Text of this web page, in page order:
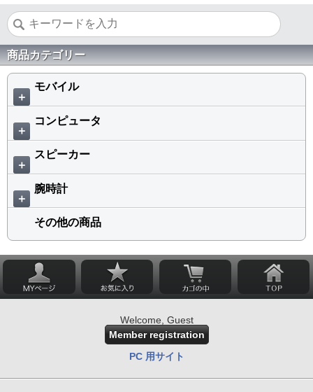
商品カテゴリー
＋
モバイル
＋
コンピュータ
＋
スピーカー
＋
腕時計
その他の商品
Welcome, Guest
Member registration
PC 用サイト